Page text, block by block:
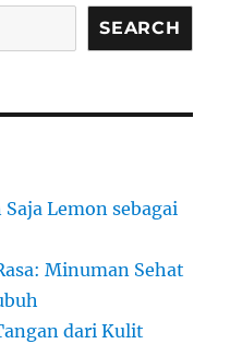
SEARCH
Lemon sebagai
Minuman Sehat
dari Kulit